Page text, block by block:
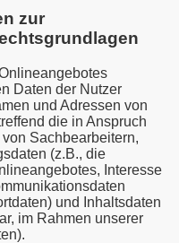
zur
Daten der Nutzer
und Adressen von
die in Anspruch
Sachbearbeitern,
(z.B., die
Interesse
und Inhaltsdaten
im Rahmen unserer